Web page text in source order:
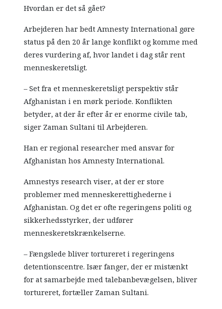
Hvordan er det så gået?
Arbejderen har bedt Amnesty International gøre
status på den 20 år lange konflikt og komme med
deres vurdering af, hvor landet i dag står rent
menneskeretsligt.
– Set fra et menneskeretsligt perspektiv står
Afghanistan i en mørk periode. Konflikten
betyder, at der år efter år er enorme civile tab,
siger Zaman Sultani til Arbejderen.
Han er regional researcher med ansvar for
Afghanistan hos Amnesty International.
Amnestys research viser, at der er store
problemer med menneskerettighederne i
Afghanistan. Og det er ofte regeringens politi og
sikkerhedsstyrker, der udfører
menneskeretskrænkelserne.
– Fængslede bliver tortureret i regeringens
detentionscentre. Især fanger, der er mistænkt
for at samarbejde med talebanbevægelsen, bliver
tortureret, fortæller Zaman Sultani.